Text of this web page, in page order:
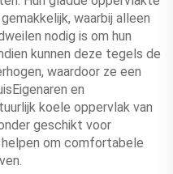
waarbij alleen
nodig is om hun
kunnen deze tegels de
waardoor ze een
en
koele oppervlak van
geschikt voor
om comfortabele